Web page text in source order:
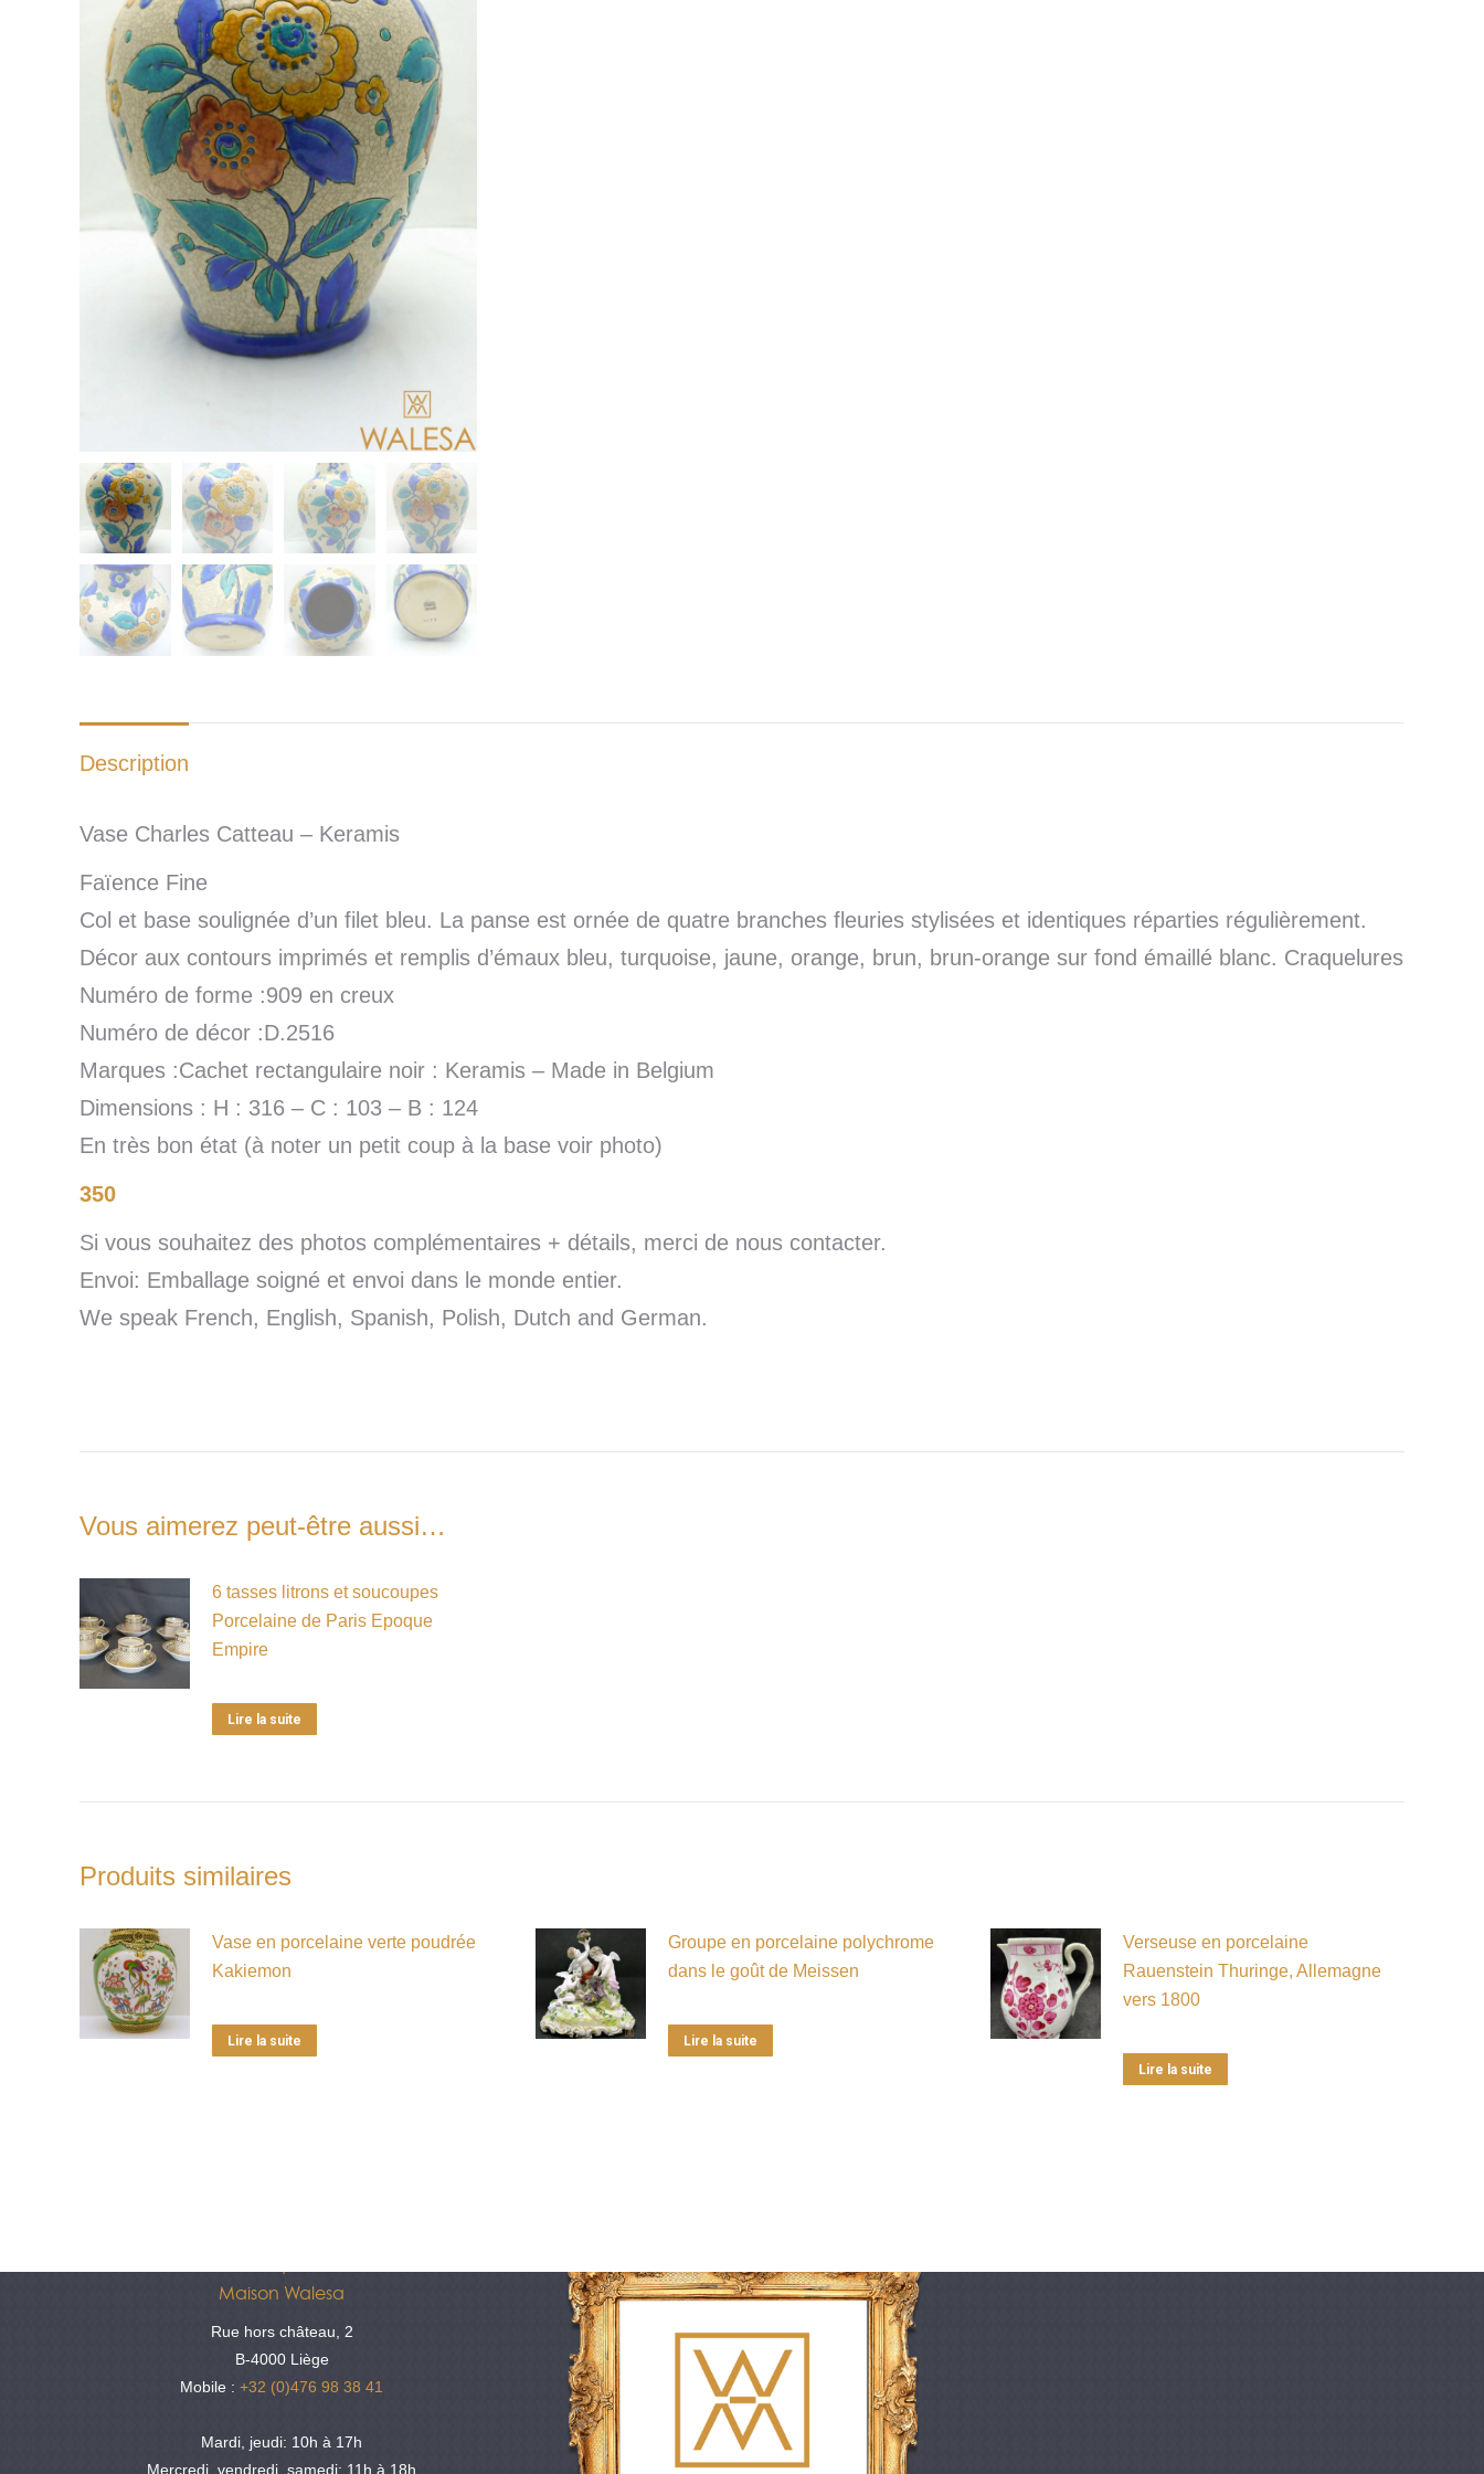
Description
Vase Charles Catteau – Keramis
Faïence Fine
Col et base soulignée d’un filet bleu. La panse est ornée de quatre branches fleuries stylisées et identiques réparties régulièrement.
Décor aux contours imprimés et remplis d’émaux bleu, turquoise, jaune, orange, brun, brun-orange sur fond émaillé blanc. Craquelures
Numéro de forme :909 en creux
Numéro de décor :D.2516
Marques :Cachet rectangulaire noir : Keramis – Made in Belgium
Dimensions : H : 316 – C : 103 – B : 124
En très bon état (à noter un petit coup à la base voir photo)
350
Si vous souhaitez des photos complémentaires + détails, merci de nous contacter.
Envoi: Emballage soigné et envoi dans le monde entier.
We speak French, English, Spanish, Polish, Dutch and German.
Vous aimerez peut-être aussi…
6 tasses litrons et soucoupes
Porcelaine de Paris Epoque
Empire
Lire la suite
Produits similaires
Vase en porcelaine verte poudrée
Kakiemon
Lire la suite
Groupe en porcelaine polychrome
dans le goût de Meissen
Lire la suite
Verseuse en porcelaine
Rauenstein Thuringe, Allemagne
vers 1800
Lire la suite
Maison Walesa
Rue hors château, 2
B-4000 Liège
Mobile :+32 (0)476 98 38 41
Mardi, jeudi: 10h à 17h
Mercredi, vendredi, samedi: 11h à 18h